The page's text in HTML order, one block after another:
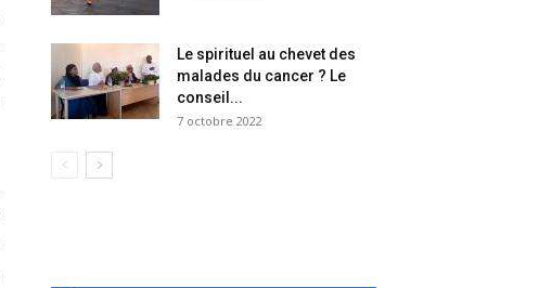
Le spirituel au chevet des
malades du cancer ? Le
conseil...
7 octobre 2022